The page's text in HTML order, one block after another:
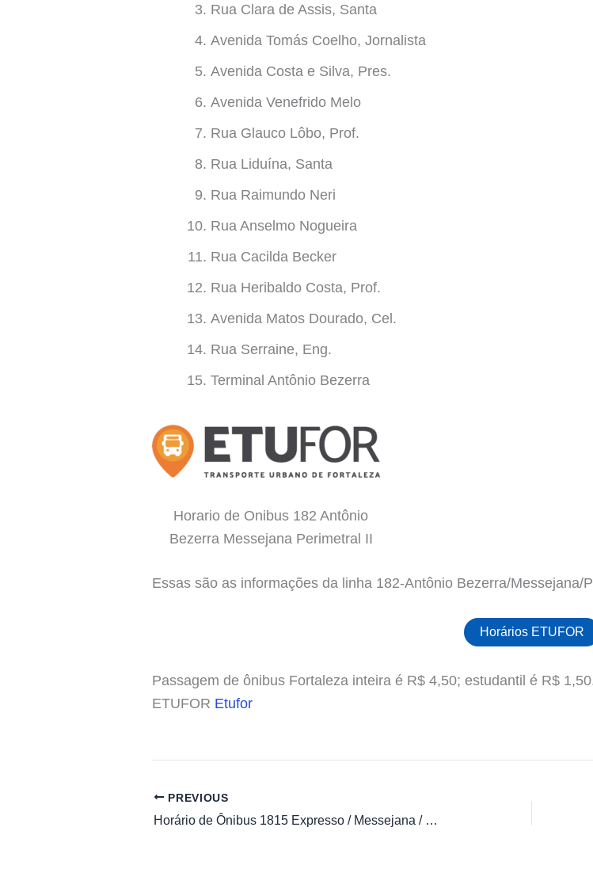
Rua Clara de Assis, Santa
Avenida Tomás Coelho, Jornalista
Avenida Costa e Silva, Pres.
Avenida Venefrido Melo
Rua Glauco Lôbo, Prof.
Rua Liduína, Santa
Rua Raimundo Neri
Rua Anselmo Nogueira
Rua Cacilda Becker
Rua Heribaldo Costa, Prof.
Avenida Matos Dourado, Cel.
Rua Serraine, Eng.
Terminal Antônio Bezerra
Horario de Onibus 182 Antônio
Bezerra Messejana Perimetral II
Essas são as informações da linha 182-Antônio Bezerra/Messejana/
Horários ETUFOR
Passagem de ônibus Fortaleza inteira é R$ 4,50; estudantil é R$
ETUFOR Etufor
PREVIOUS
Horário de Ônibus 1815 Expresso / Messejana / Br 116 / Papicu